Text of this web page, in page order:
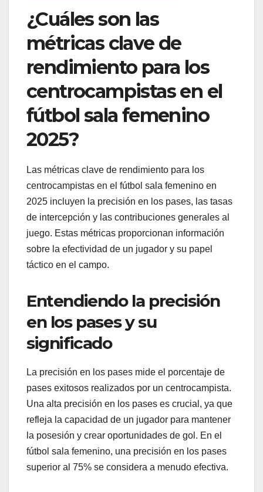
¿Cuáles son las
métricas clave de
rendimiento para los
centrocampistas en el
fútbol sala femenino
2025?
Las métricas clave de rendimiento para los
centrocampistas en el fútbol sala femenino en
2025 incluyen la precisión en los pases, las tasas
de intercepción y las contribuciones generales al
juego. Estas métricas proporcionan información
sobre la efectividad de un jugador y su papel
táctico en el campo.
Entendiendo la precisión
en los pases y su
significado
La precisión en los pases mide el porcentaje de
pases exitosos realizados por un centrocampista.
Una alta precisión en los pases es crucial, ya que
refleja la capacidad de un jugador para mantener
la posesión y crear oportunidades de gol. En el
fútbol sala femenino, una precisión en los pases
superior al 75% se considera a menudo efectiva.